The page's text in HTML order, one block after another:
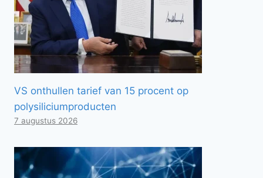
VS onthullen tarief van 15 procent op
polysiliciumproducten
7 augustus 2026